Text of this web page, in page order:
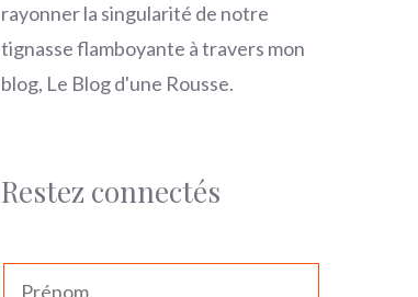
rayonner la singularité de notre
tignasse flamboyante à travers mon
blog, Le Blog d'une Rousse.
Restez connectés